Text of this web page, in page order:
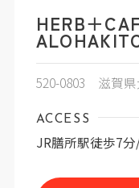
HERB＋
520-0803 滋賀県
ACCESS
JR膳所駅徒歩7